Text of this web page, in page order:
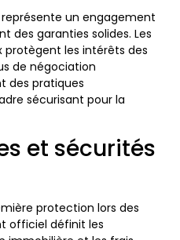
un engagement
des garanties solides. Les
les intérêts des
de négociation
des pratiques
sécurisant pour la
et sécurités
protection lors des
officiel définit les